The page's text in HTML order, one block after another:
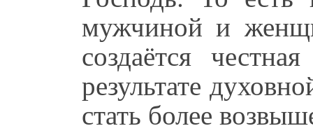
мужчиной и
создаётся
результате
стать более